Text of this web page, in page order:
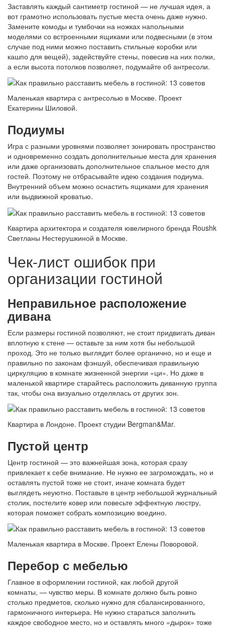
Заставлять каждый сантиметр гостиной — не лучшая идея, а
вот грамотно использовать пустые места очень даже нужно.
Замените комоды и тумбочки на ножках напольными
моделями со встроенными ящиками или подвесными (в этом
случае под ними можно поставить стильные коробки или
кашпо для вещей), задействуйте стены, повесив на них полки,
а если высота потолков позволяет, подумайте об антресоли.
Маленькая квартира с антресолью в Москве. Проект
Екатерины Шиловой.
Подиумы
Игра с разными уровнями позволяет зонировать пространство
и одновременно создать дополнительные места для хранения
или даже организовать дополнительное спальное место для
гостей. Поэтому не отбрасывайте идею создания подиума.
Внутренний объем можно оснастить ящиками для хранения
или выдвижной кроватью.
Квартира архитектора и создателя ювелирного бренда Roushk
Светланы Нестерушкиной в Москве.
Чек-лист ошибок при
организации гостиной
Неправильное расположение
дивана
Если размеры гостиной позволяют, не стоит придвигать диван
вплотную к стене — оставьте за ним хотя бы небольшой
проход. Это не только выглядит более органично, но и еще и
правильно по законам фэншуй, обеспечивая правильную
циркуляцию в комнате жизненной энергии «ци». Но даже в
маленькой квартире старайтесь расположить диванную группа
так, чтобы она визуально отделялась от других зон.
Квартира в Лондоне. Проект студии Bergman&Mar.
Пустой центр
Центр гостиной — это важнейшая зона, которая сразу
привлекает к себе внимание. Не нужно ее загромождать, но и
оставлять пустой тоже не стоит, иначе комната будет
выглядеть неуютно. Поставьте в центр небольшой журнальный
столик, постелите ковер или повесьте эффектную люстру,
которая поможет собрать композицию воедино.
Маленькая квартира в Москве. Проект Елены Поворовой.
Перебор с мебелью
Главное в оформлении гостиной, как любой другой
комнаты, — чувство меры. В комнате должно быть ровно
столько предметов, сколько нужно для сбалансированного,
гармоничного интерьера. Не нужно стараться заполнить
каждое свободное место, но и оставлять много «дырок» тоже